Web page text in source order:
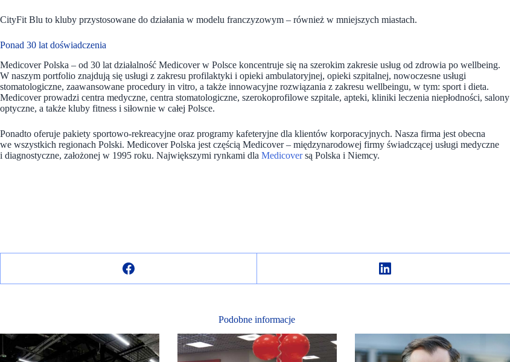
CityFit Blu to kluby przystosowane do działania w modelu franczyzowym – również w mniejszych miastach.
Ponad 30 lat doświadczenia
Medicover Polska – od 30 lat działalność Medicover w Polsce koncentruje się na szerokim zakresie usług od zdrowia po wellbeing.
W naszym portfolio znajdują się usługi z zakresu profilaktyki i opieki ambulatoryjnej, opieki szpitalnej, nowoczesne usługi
stomatologiczne, zaawansowane procedury in vitro, a także innowacyjne rozwiązania z zakresu wellbeingu, w tym: sport i dieta.
Medicover prowadzi centra medyczne, centra stomatologiczne, szerokoprofilowe szpitale, apteki, kliniki leczenia niepłodności, salony
optyczne, a także kluby fitness i siłownie w całej Polsce.
Ponadto oferuje pakiety sportowo-rekreacyjne oraz programy kafeteryjne dla klientów korporacyjnych. Nasza firma jest obecna
we wszystkich regionach Polski. Medicover Polska jest częścią Medicover – międzynarodowej firmy świadczącej usługi medyczne
i diagnostyczne, założonej w 1995 roku. Największymi rynkami dla Medicoversą Polska i Niemcy.
Podobne informacje